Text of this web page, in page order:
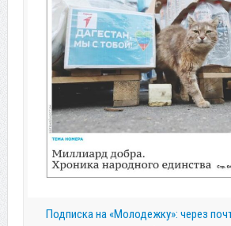
Подписка на «Молодежку»: через